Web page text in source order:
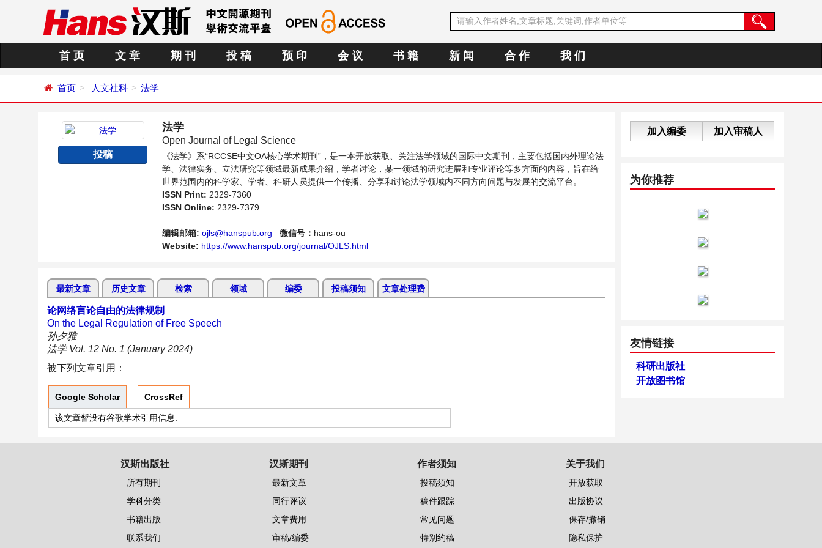
首 页 文 章 期 刊 投 稿 预 印 会 议 书 籍 新 闻 合 作 我 们
首页 人文社科 法学
投稿
法学
Open Journal of Legal Science
《法学》系“RCCSE中文OA核心学术期刊”，是一本开放获取、关注法学领域的国际中文期刊，主要包括国内外理论法
学、法律实务、立法研究等领域最新成果介绍，学者讨论，某一领域的研究进展和专业评论等多方面的内容，旨在给
世界范围内的科学家、学者、科研人员提供一个传播、分享和讨论法学领域内不同方向问题与发展的交流平台。
ISSN Print: 2329-7360
ISSN Online: 2329-7379
编辑邮箱: ojls@hanspub.org 微信号： hans-ou
Website: https://www.hanspub.org/journal/OJLS.html
最新文章 历史文章 检索 领域 编委 投稿须知 文章处理费
论网络言论自由的法律规制
On the Legal Regulation of Free Speech
孙夕雅
法学 Vol. 12 No. 1 (January 2024)
被下列文章引用：
Google Scholar CrossRef
该文章暂没有谷歌学术引用信息.
加入编委 加入审稿人
为你推荐
友情链接
科研出版社
开放图书馆
汉斯出版社
所有期刊
学科分类
书籍出版
联系我们
汉斯期刊
最新文章
同行评议
文章费用
审稿/编委
作者须知
投稿须知
稿件跟踪
常见问题
特别约稿
关于我们
开放获取
出版协议
保存/撤销
隐私保护